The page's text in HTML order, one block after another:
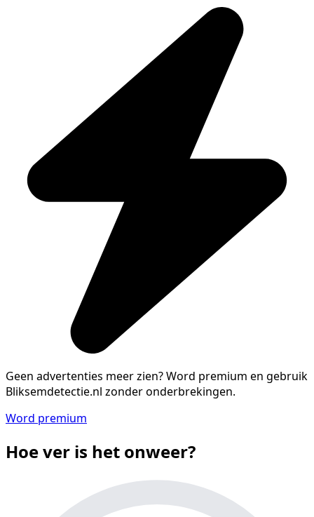
Geen advertenties meer zien?Word premium en gebruik
Bliksemdetectie.nl zonder onderbrekingen.
Word premium
Hoe ver is het onweer?